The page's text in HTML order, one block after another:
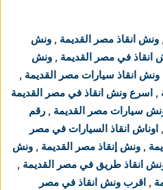
, ونش انقاذ مصر القديمة , ونش
انقاذ في مصر القديمة , ونش
ونش انقاذ سيارات مصر القديمة ,
, اسرع ونش انقاذ في مصر القديمة
سيارات مصر القديمة , رقم
, اوناش انقاذ السيارات في مصر
, ونش إنقاذ مصر القديمة , ونش
انقاذ طريق في مصر القديمة ,
, اقرب ونش انقاذ في مصر